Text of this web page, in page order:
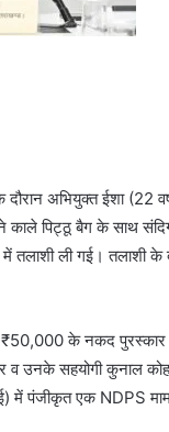
अभियुक्त ईशा (22 वर्ष-
ने काले पिट्ठू बैग के साथ
तलाशी ली गई। तलाशी
के नकद पुरस्कार
व उनके सहयोगी कुनाल
में पंजीकृत एक NDPS